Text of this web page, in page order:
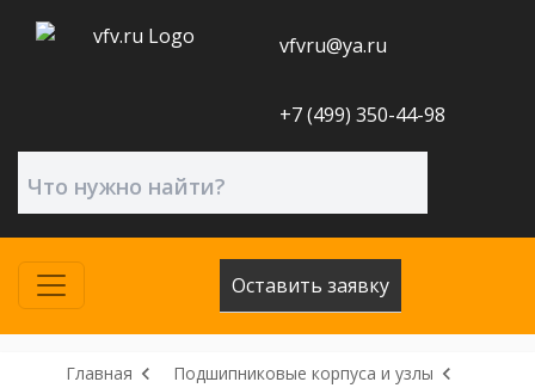
vfvru@ya.ru
+7 (499) 350-44-98
Оставить заявку
Главная
Подшипниковые корпуса и узлы